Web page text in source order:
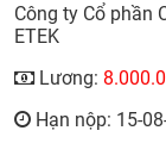
Công ty Cổ phần
ETEK
Lương:
Hạn nộp: 15-